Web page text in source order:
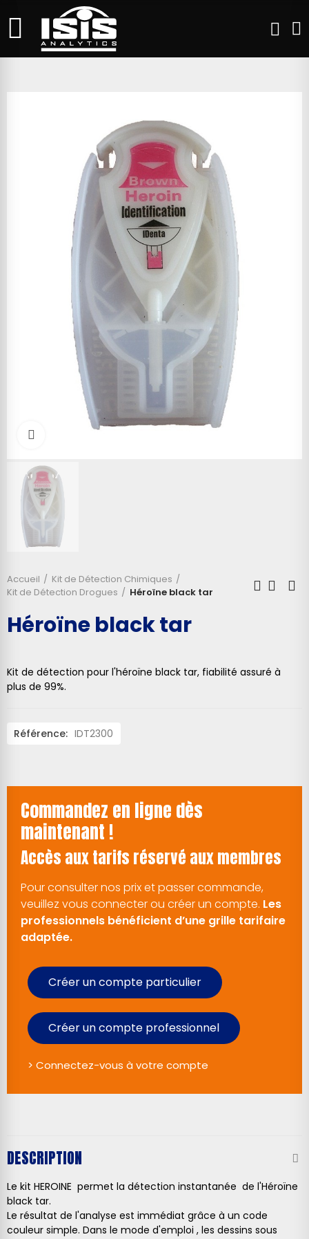
Accueil
Kit de Détection Chimiques
Kit de Détection Drogues
Héroïne black tar
Héroïne black tar
Kit de détection pour l'héroïne black tar, fiabilité assuré à
plus de 99%.
Référence: IDT2300
Commandez en ligne dès
maintenant !
Accès aux tarifs réservé aux membres
Pour consulter nos prix et passer commande,
veuillez vous connecter ou créer un compte. Les
professionnels bénéficient d’une grille tarifaire
adaptée.
Créer un compte particulier
Créer un compte professionnel
> Connectez-vous à votre compte
DESCRIPTION
Le kit HEROINE permet la détection instantanée de l'Héroïne
black tar.
Le résultat de l'analyse est immédiat grâce à un code
couleur simple. Dans le mode d'emploi , les dessins sous